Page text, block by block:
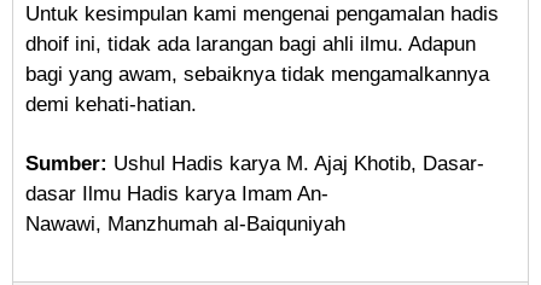
Untuk kesimpulan kami mengenai pengamalan hadis
dhoif ini, tidak ada larangan bagi ahli ilmu. Adapun
bagi yang awam, sebaiknya tidak mengamalkannya
demi kehati-hatian.
Sumber: Ushul Hadis karya M. Ajaj Khotib, Dasar-
dasar Ilmu Hadis karya Imam An-
Nawawi, Manzhumah al-Baiquniyah